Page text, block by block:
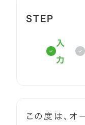
STEP
入
力
この度は、オ